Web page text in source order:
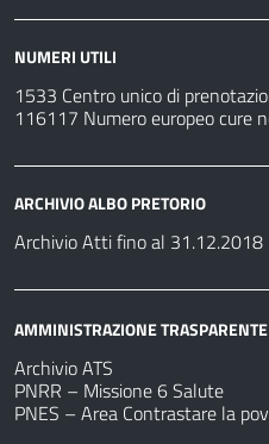
NUMERI UTILI
1533 Centro unico di
116117 Numero europeo cure
ARCHIVIO ALBO PRETORIO
Archivio Atti fino al 31.12.2018
AMMINISTRAZIONE TRASPARENTE
Archivio ATS
PNRR – Missione 6 Salute
PNES – Area Contrastare la